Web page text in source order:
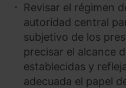
Revisar el régimen
autoridad central
subjetivo de los
precisar el alcance
establecidas y
adecuada el papel